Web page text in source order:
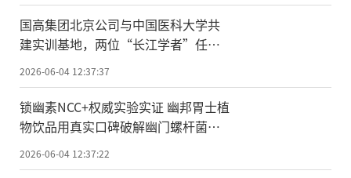
国高集团北京公司与中国医科大学共
建实训基地，两位“长江学者”任首
席专家
2026-06-04 12:37:37
锁幽素NCC+权威实验实证 幽邦胃士植
物饮品用真实口碑破解幽门螺杆菌养
护难题
2026-06-04 12:37:22